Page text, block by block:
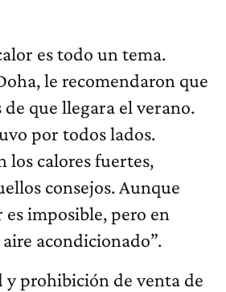
es todo un tema.
le recomendaron que
que llegara el verano.
por todos lados.
los calores fuertes,
consejos. Aunque
es imposible, pero en
acondicionado”.
y prohibición de venta de